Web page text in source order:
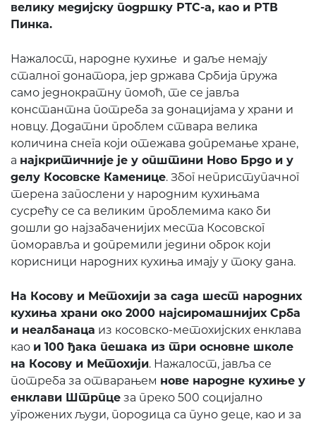
велику медијску подршку РТС-а, као и РТВ
Пинка.
Нажалост, народне кухиње и даље немају
сталног донатора, јер држава Србија пружа
само једнократну помоћ, те се јавља
константна потреба за донацијама у храни и
новцу. Додатни проблем ствара велика
количина снега који отежава допремање хране,
а најкритичније је у општини Ново Брдо и у
делу Косовске Каменице. Због неприступачног
терена запослени у народним кухињама
сусрећу се са великим проблемима како би
дошли до најзабаченијих места Косовског
поморавља и допремили једини оброк који
корисници народних кухиња имају у току дана.
Н а Косову и Метохији за сада шест народних
кухиња храни око 2000 најсиромашнијих Срба
и неалбанаца из косовско-метохијских енклава
као и 100 ђака пешака из три основне школе
на Косову и Метохији. Нажалост, јавља се
потреба за отварањем нове народне кухиње у
енклави Штрпце за преко 500 социјално
угрожених људи, породица са пуно деце, као и за